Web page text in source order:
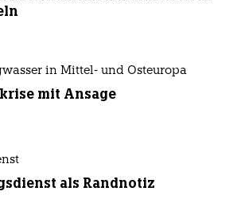
in Mittel- und Osteuropa
mit Ansage
als Randnotiz